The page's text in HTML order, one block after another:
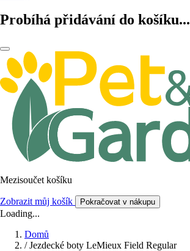
Probíhá přidávání do košíku...
Mezisoučet košíku
Zobrazit můj košík Pokračovat v nákupu
Loading...
Domů
/ Jezdecké boty LeMieux Field Regular